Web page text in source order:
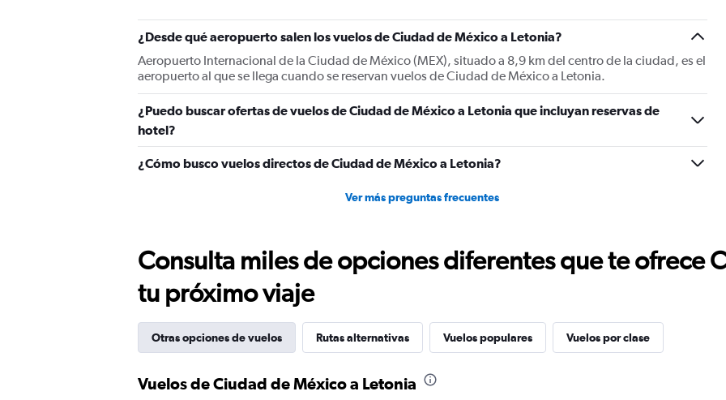
Y
axis
displaying
values.
Range:
0
to
¿Desde qué aeropuerto salen los vuelos de Ciudad de México a Letonia?
Aeropuerto Internacional de la Ciudad de México (MEX), situado a 8,9 km del centro de la ciudad, es el
aeropuerto al que se llega cuando se reservan vuelos de Ciudad de México a Letonia.
¿Puedo buscar ofertas de vuelos de Ciudad de México a Letonia que incluyan reservas de
hotel?
¿Cómo busco vuelos directos de Ciudad de México a Letonia?
Ver más preguntas frecuentes
Consulta miles de opciones diferentes que te ofrece
tu próximo viaje
Otras opciones de vuelos Rutas alternativas Vuelos populares Vuelos por clase
Vuelos de Ciudad de México a Letonia